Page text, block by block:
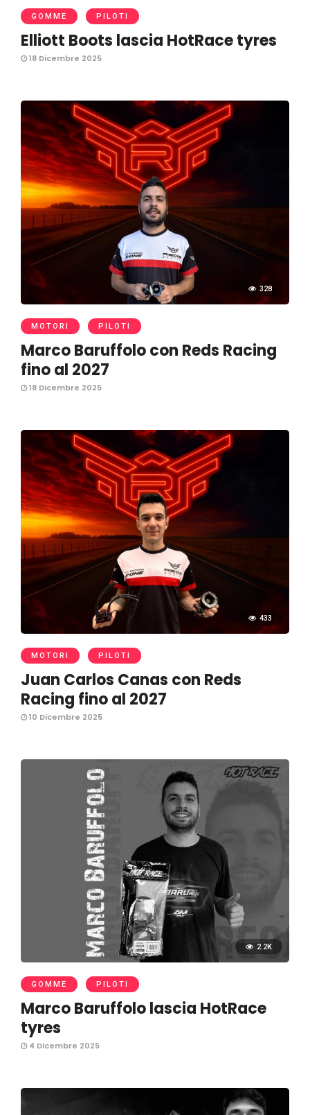
GOMME PILOTI
Elliott Boots lascia HotRace tyres
18 Dicembre 2025
328
MOTORI PILOTI
Marco Baruffolo con Reds Racing
fino al 2027
18 Dicembre 2025
433
MOTORI PILOTI
Juan Carlos Canas con Reds
Racing fino al 2027
10 Dicembre 2025
2.2K
GOMME PILOTI
Marco Baruffolo lascia HotRace
tyres
4 Dicembre 2025